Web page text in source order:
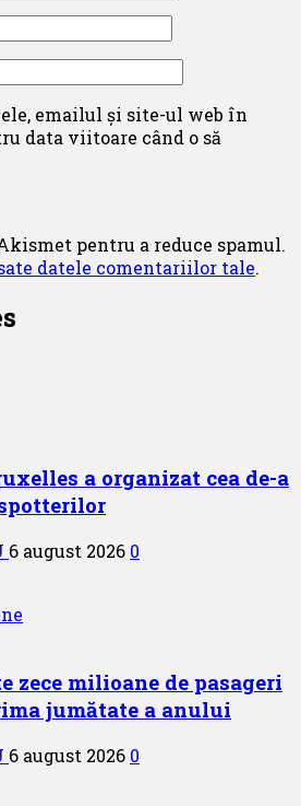
emailul și site-ul web în
data viitoare când o să
pentru a reduce spamul.
datele comentariilor tale.
a organizat cea de-a
6 august 2026 0
zece milioane de pasageri
jumătate a anului
6 august 2026 0